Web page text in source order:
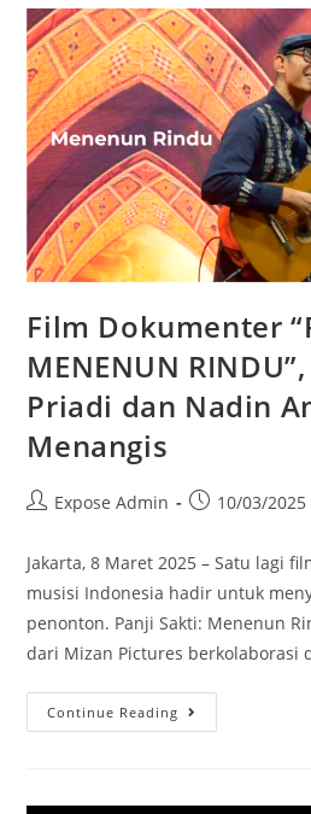
Film Dokumenter
MENENUN
Priadi dan Nadin
Menangis
Expose Admin 10/03/2025
Jakarta, 8 Maret 2025 – Satu lagi
musisi Indonesia hadir untuk
penonton. Panji Sakti: Menenun
dari Mizan Pictures berkolaborasi
Continue Reading